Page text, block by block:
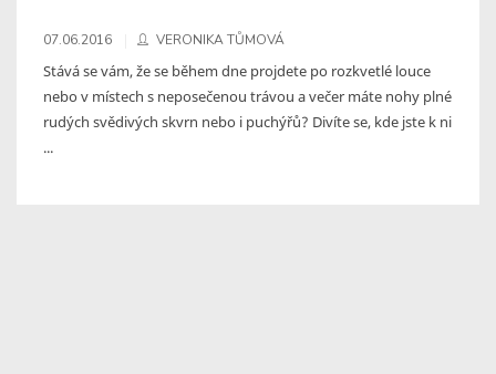
07.06.2016 VERONIKA TŮMOVÁ
Stává se vám, že se během dne projdete po rozkvetlé louce
nebo v místech s neposečenou trávou a večer máte nohy plné
rudých svědivých skvrn nebo i puchýřů? Divíte se, kde jste k ni
...